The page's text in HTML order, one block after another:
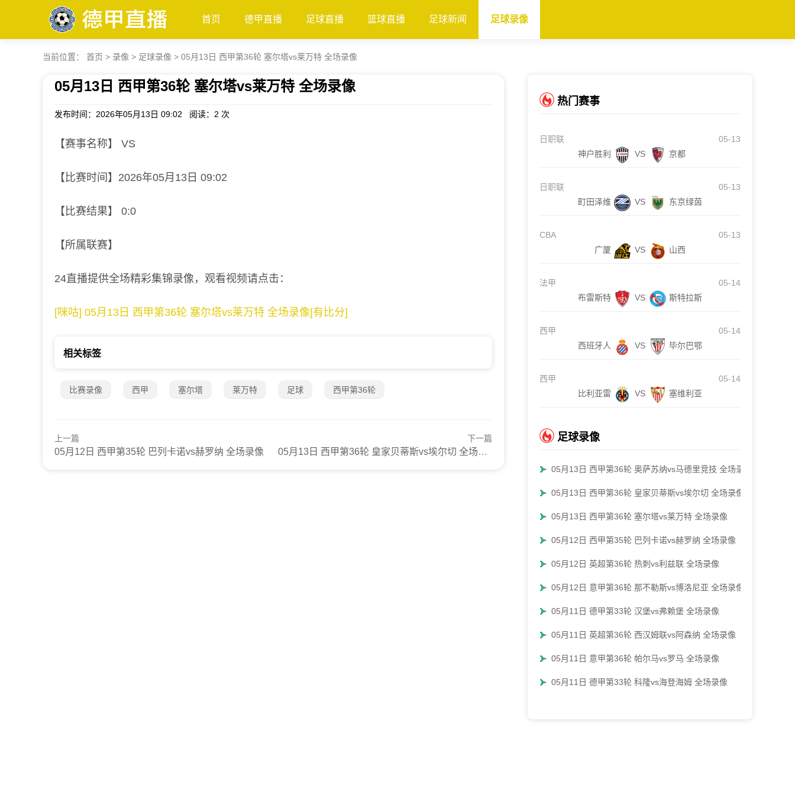
首页 德甲直播 足球直播 篮球直播 足球新闻 足球录像
当前位置： 首页 > 录像 > 足球录像 > 05月13日 西甲第36轮 塞尔塔vs莱万特 全场录像
05月13日 西甲第36轮 塞尔塔vs莱万特 全场录像
发布时间：2026年05月13日 09:02 阅读： 2 次
【赛事名称】 VS
【比赛时间】2026年05月13日 09:02
【比赛结果】 0:0
【所属联赛】
24直播提供全场精彩集锦录像，观看视频请点击：
[咪咕] 05月13日 西甲第36轮 塞尔塔vs莱万特 全场录像[有比分]
相关标签
比赛录像 西甲 塞尔塔 莱万特 足球 西甲第36轮
上一篇
05月12日 西甲第35轮 巴列卡诺vs赫罗纳 全场录像
下一篇
05月13日 西甲第36轮 皇家贝蒂斯vs埃尔切 全场录像
热门赛事
日职联
05-13
神户胜利
VS 京都
日职联
05-13
町田泽维
VS 东京绿茵
CBA
05-13
广厦
VS 山西
法甲
05-14
布雷斯特
VS 斯特拉斯
西甲
05-14
西班牙人
VS 毕尔巴鄂
西甲
05-14
比利亚雷
VS 塞维利亚
足球录像
05月13日 西甲第36轮 奥萨苏纳vs马德里竞技 全场录像
05月13日 西甲第36轮 皇家贝蒂斯vs埃尔切 全场录像
05月13日 西甲第36轮 塞尔塔vs莱万特 全场录像
05月12日 西甲第35轮 巴列卡诺vs赫罗纳 全场录像
05月12日 英超第36轮 热刺vs利兹联 全场录像
05月12日 意甲第36轮 那不勒斯vs博洛尼亚 全场录像
05月11日 德甲第33轮 汉堡vs弗赖堡 全场录像
05月11日 英超第36轮 西汉姆联vs阿森纳 全场录像
05月11日 意甲第36轮 帕尔马vs罗马 全场录像
05月11日 德甲第33轮 科隆vs海登海姆 全场录像